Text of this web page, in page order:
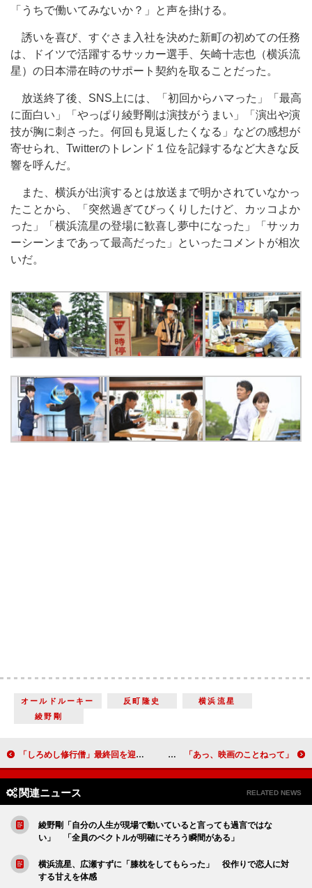
「うちで働いてみないか？」と声を掛ける。
誘いを喜び、すぐさま入社を決めた新町の初めての任務
は、ドイツで活躍するサッカー選手、矢崎十志也（横浜流
星）の日本滞在時のサポート契約を取ることだった。
放送終了後、SNS上には、「初回からハマった」「最高
に面白い」「やっぱり綾野剛は演技がうまい」「演出や演
技が胸に刺さった。何回も見返したくなる」などの感想が
寄せられ、Twitterのトレンド１位を記録するなど大きな反
響を呼んだ。
また、横浜が出演するとは放送まで明かされていなかっ
たことから、「突然過ぎてびっくりしたけど、カッコよか
った」「横浜流星の登場に歓喜し夢中になった」「サッカ
ーシーンまであって最高だった」といったコメントが相次
いだ。
オールドルーキー 反町隆史
横浜流星
綾野剛
「しろめし修行僧」最終回を迎え“感謝の声”が多数 「見ている間、ずっと幸せだった」「テレ東さん、ありがとう」 山崎貴監督「新垣結衣さんから、試写後に『好き』と言われて固まった」 「あっ、映画のことねって」
関連ニュース RELATED NEWS
綾野剛「自分の人生が現場で動いていると言っても過言ではな
い」 「全員のベクトルが明確にそろう瞬間がある」
横浜流星、広瀬すずに「膝枕をしてもらった」 役作りで恋人に対
する甘えを体感